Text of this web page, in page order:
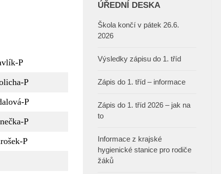
P
P
P
P
P
ÚŘEDNÍ DESKA
Škola končí v pátek 26.6.
2026
Výsledky zápisu do 1. tříd
Zápis do 1. tříd – informace
Zápis do 1. tříd 2026 – jak na
to
Informace z krajské
hygienické stanice pro rodiče
žáků